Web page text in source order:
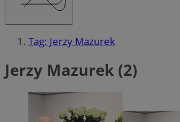
Tag: Jerzy Mazurek
Jerzy Mazurek (2)